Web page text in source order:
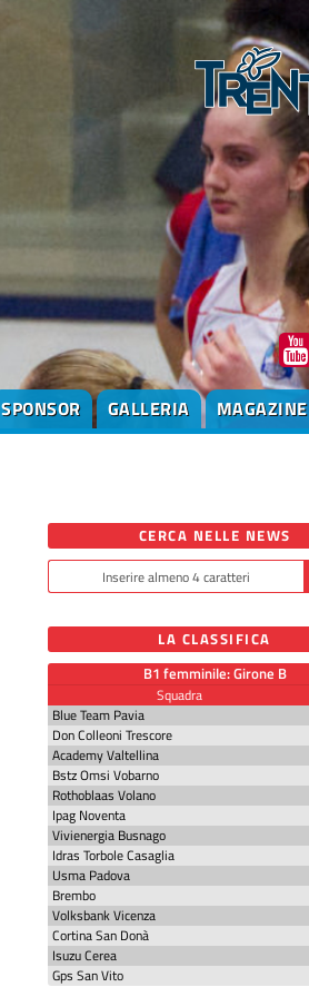
SPONSOR GALLERIA MAGAZINE
CERCA NELLE NEWS
LA CLASSIFICA
B1 femminile: Girone B
Squadra
Blue Team Pavia
Don Colleoni Trescore
Academy Valtellina
Bstz Omsi Vobarno
Rothoblaas Volano
Ipag Noventa
Vivienergia Busnago
Idras Torbole Casaglia
Usma Padova
Brembo
Volksbank Vicenza
Cortina San Donà
Isuzu Cerea
Gps San Vito